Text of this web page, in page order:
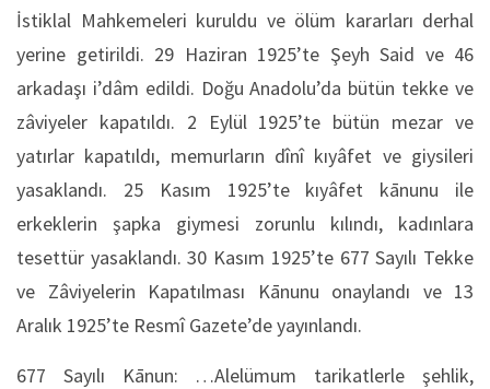
İstiklal Mahkemeleri kuruldu ve ölüm kararları derhal
yerine getirildi. 29 Haziran 1925’te Şeyh Said ve 46
arkadaşı i’dâm edildi. Doğu Anadolu’da bütün tekke ve
zâviyeler kapatıldı. 2 Eylül 1925’te bütün mezar ve
yatırlar kapatıldı, memurların dînî kıyâfet ve giysileri
yasaklandı. 25 Kasım 1925’te kıyâfet kānunu ile
erkeklerin şapka giymesi zorunlu kılındı, kadınlara
tesettür yasaklandı. 30 Kasım 1925’te 677 Sayılı Tekke
ve Zâviyelerin Kapatılması Kānunu onaylandı ve 13
Aralık 1925’te Resmî Gazete’de yayınlandı.
677 Sayılı Kānun: …Alelümum tarikatlerle şehlik,